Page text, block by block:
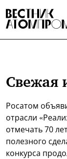
Свежая
Росатом
отрасли
отмечать 70
полезного
конкурса